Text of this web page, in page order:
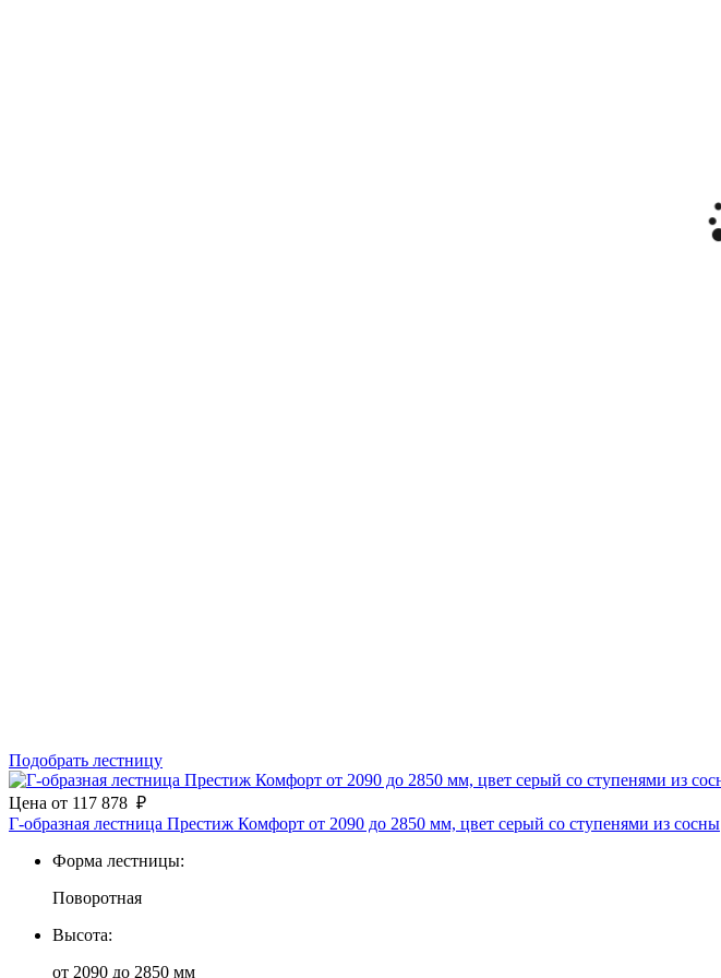
Подобрать лестницу
Цена от 117 878 ₽
Г-образная лестница Престиж Комфорт от 2090 до 2850 мм, цвет серый со ступенями из сосны
Форма лестницы:
Поворотная
Высота:
от 2090 до 2850 мм